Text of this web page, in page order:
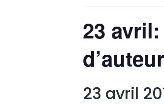
23
d’auteur
23 avril